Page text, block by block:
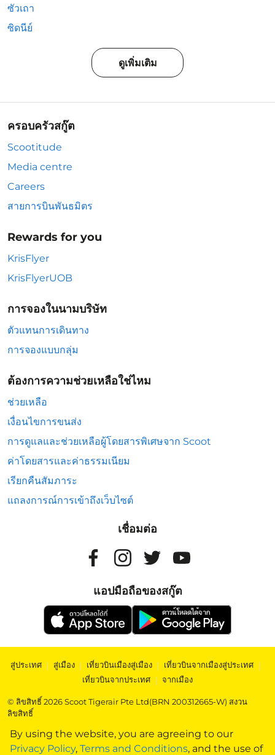
By using the website, you are agreeing to our
Privacy Policy, Terms and Conditions, and the use of
ซัวเถา
ซิดนีย์
ดูเพิ่มเติม
ครอบครัวสกู๊ต
Scootitude
Media centre
Careers
สายการบินพันธมิตร
Rewards for you
KrisFlyer
KrisFlyerUOB
การจองในนามบริษัท
ตัวแทนการเดินทาง
การจองแบบกลุ่ม
ต้องการความช่วยเหลือใช่ไหม
ช่วยเหลือ
เงื่อนไขการขนส่ง
การดูแลและช่วยเหลือผู้โดยสารพิเศษจาก Scoot
ค่าโดยสารและค่าธรรมเนียม
เรียกคืนสัมภาระ
แถลงการณ์การเข้าถึงเว็บไซต์
เชื่อมต่อ
แอปมือถือของสกู๊ต
สู่ประเทศ | สู่เมือง | เที่ยวบินเมืองสู่เมือง | เที่ยวบินจากเมืองสู่ประเทศ |
เที่ยวบินจากประเทศ | จากเมือง
© ลิขสิทธิ์ 2026 Scoot Tigerair Pte Ltd(BRN 200312665-W) สงวน
ลิขสิทธิ์